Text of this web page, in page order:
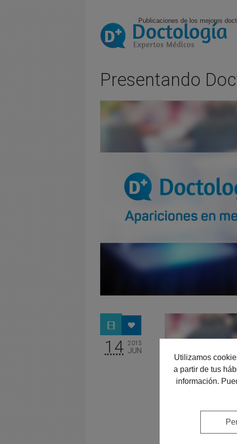
Publicaciones de los mejores
Presentando
14 2015
JUN
Utilizamos
a partir de tus
información.